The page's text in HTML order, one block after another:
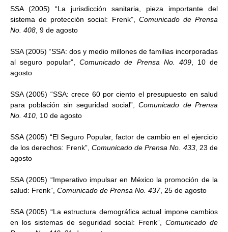
SSA (2005) “La jurisdicción sanitaria, pieza importante del
sistema de protección social: Frenk”, Comunicado de Prensa
No. 408 , 9 de agosto
SSA (2005) “SSA: dos y medio millones de familias incorporadas
al seguro popular”,Comunicado de Prensa No. 409, 10 de
agosto
SSA (2005) “SSA: crece 60 por ciento el presupuesto en salud
para población sin seguridad social”,Comunicado de Prensa
No. 410 , 10 de agosto
SSA (2005) “El Seguro Popular, factor de cambio en el ejercicio
de los derechos: Frenk”, Comunicado de Prensa No. 433, 23 de
agosto
SSA (2005) “Imperativo impulsar en México la promoción de la
salud: Frenk”, Comunicado de Prensa No. 437, 25 de agosto
SSA (2005) “La estructura demográfica actual impone cambios
en los sistemas de seguridad social: Frenk”, Comunicado de